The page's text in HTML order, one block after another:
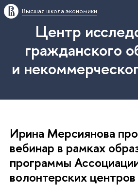
Высшая школа экономики
Центр
гражданского
и
Ирина Мерсиянова
вебинар в рамках
программы
волонтерских центров